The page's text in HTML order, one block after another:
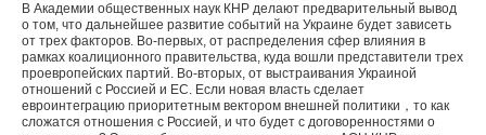
В Академии общественных наук КНР делают предварительный вывод
о том, что дальнейшее развитие событий на Украине будет зависеть
от трех факторов. Во-первых, от распределения сфер влияния в
рамках коалиционного правительства, куда вошли представители трех
проевропейских партий. Во-вторых, от выстраивания Украиной
отношений с Россией и ЕС. Если новая власть сделает
евроинтеграцию приоритетным вектором внешней политики，то как
сложатся отношения с Россией, и что будет с договоренностями о